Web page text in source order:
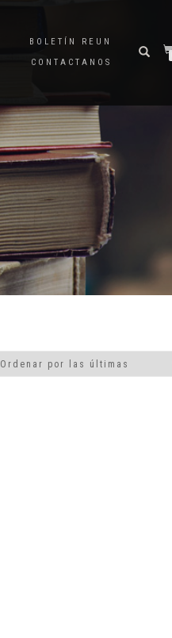
BOLETÍN REUN
CONTACTANOS